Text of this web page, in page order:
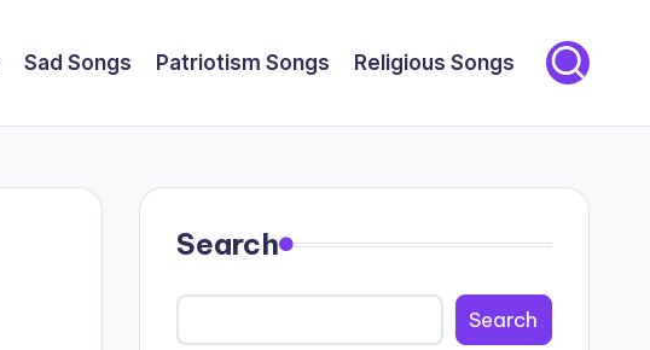
Sad Songs Patriotism Songs Religious Songs
Search
Search